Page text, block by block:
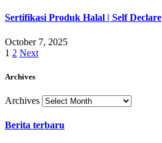
Sertifikasi Produk Halal | Self Declare
October 7, 2025
1 2 Next
Archives
Archives
Berita terbaru